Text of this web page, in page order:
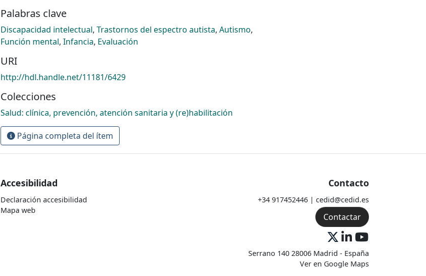
Palabras clave
Discapacidad intelectual, Trastornos del espectro autista, Autismo,
Función mental, Infancia, Evaluación
URI
http://hdl.handle.net/11181/6429
Colecciones
Salud: clínica, prevención, atención sanitaria y (re)habilitación
Página completa del ítem
Accesibilidad
Declaración accesibilidad
Mapa web
Contacto
+34 917452446 | cedid@cedid.es
Contactar
Serrano 140 28006 Madrid - España
Ver en Google Maps